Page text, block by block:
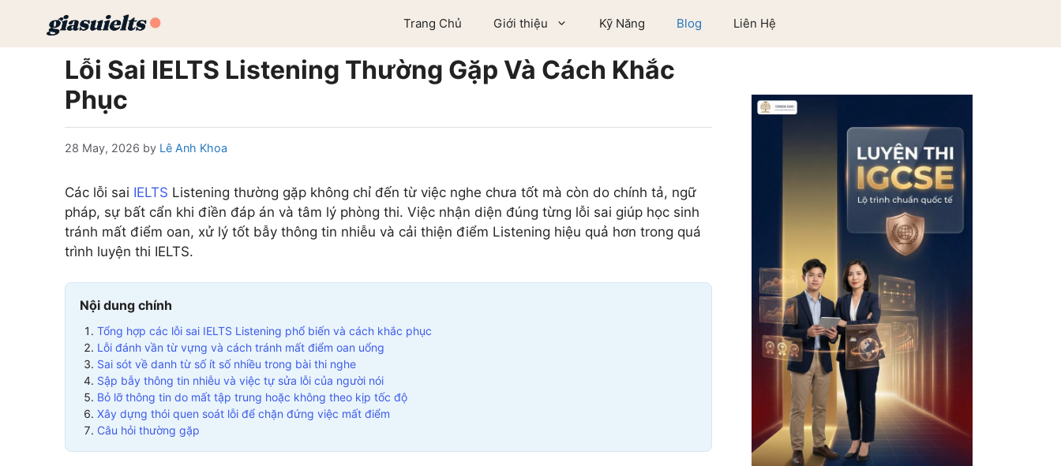
content
Trang Chủ Giới thiệu Kỹ Năng Blog Liên Hệ
Lỗi Sai IELTS Listening Thường Gặp Và Cách Khắc
Phục
28 May, 2026 by Lê Anh Khoa
Các lỗi sai IELTS Listening thường gặp không chỉ đến từ việc nghe chưa tốt mà còn do chính tả, ngữ
pháp, sự bất cẩn khi điền đáp án và tâm lý phòng thi. Việc nhận diện đúng từng lỗi sai giúp học sinh
tránh mất điểm oan, xử lý tốt bẫy thông tin nhiễu và cải thiện điểm Listening hiệu quả hơn trong quá
trình luyện thi IELTS.
Nội dung chính
Tổng hợp các lỗi sai IELTS Listening phổ biến và cách khắc phục
Lỗi đánh vần từ vựng và cách tránh mất điểm oan uổng
Sai sót về danh từ số ít số nhiều trong bài thi nghe
Sập bẫy thông tin nhiễu và việc tự sửa lỗi của người nói
Bỏ lỡ thông tin do mất tập trung hoặc không theo kịp tốc độ
Xây dựng thói quen soát lỗi để chặn đứng việc mất điểm
Câu hỏi thường gặp